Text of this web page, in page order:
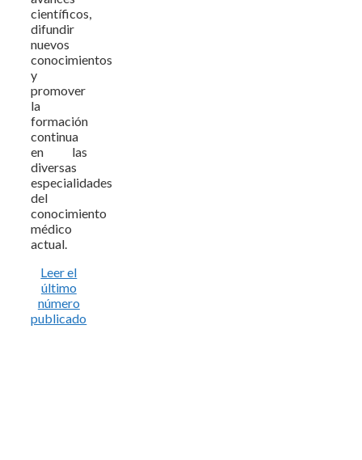
científicos,
difundir
nuevos
conocimientos
y
promover
la
formación
continua
en las
diversas
especialidades
del
conocimiento
médico
actual.
Leer el
último
número
publicado